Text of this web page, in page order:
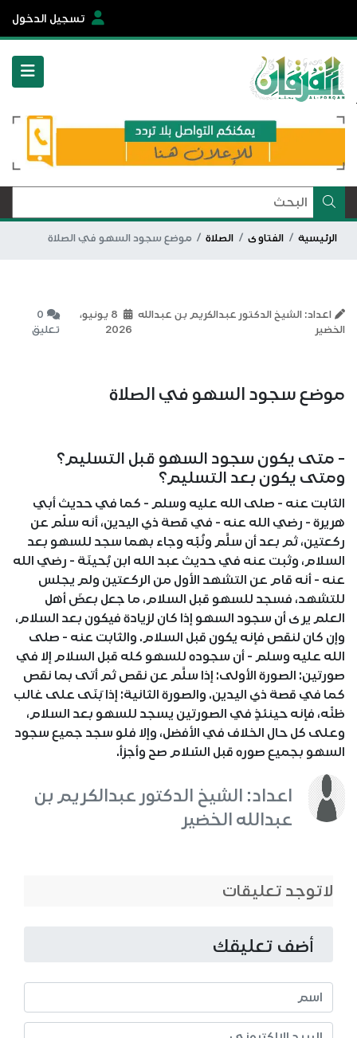
تسجيل الدخول
الرئيسية الفتاوى الصلاة موضع سجود السهو في الصلاة
اعداد: الشيخ الدكتور عبدالكريم بن عبدالله
الخضير
8 يونيو،
2026
0
تعليق
موضع سجود السهو في الصلاة
- متى يكون سجود السهو قبل التسليم؟
ومتى يكون بعد التسليم؟
الثابت عنه - صلى الله عليه وسلم - كما في حديث أبي
هريرة - رضي الله عنه - في قصة ذي اليدين، أنه سلّم عن
ركعتين، ثم بعد أن سلَّم ونُبِّه وجاء بهما سجد للسهو بعد
السلام، وثبت عنه في حديث عبد الله ابن بُحينَة - رضي الله
عنه - أنه قام عن التشهد الأول من الركعتين ولم يجلس
للتشهد، فسجد للسهو قبل السلام، ما جعل بعضَ أهل
العلم يرى أن سجود السهو إذا كان لزيادة فيكون بعد السلام،
وإن كان لنقص فإنه يكون قبل السلام. والثابت عنه - صلى
الله عليه وسلم - أن سجوده للسهو كله قبل السلام إلا في
صورتين: الصورة الأولى: إذا سلَّم عن نقص ثم أتى بما نقص
كما في قصة ذي اليدين. والصورة الثانية: إذا بَنَى على غالب
ظنِّه، فإنه حينئذٍ في الصورتين يسجد للسهو بعد السلام،
وعلى كل حال الخلاف في الأفضل، وإلا فلو سجد جميع سجود
السهو بجميع صوره قبل السّلام صح وأجزأ.
اعداد: الشيخ الدكتور عبدالكريم بن
عبدالله الخضير
لاتوجد تعليقات
أضف تعليقك